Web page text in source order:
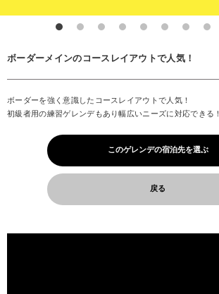
ボーダーメインのコースレイアウトで人気！
ボーダーを強く意識したコースレイアウトで人気！
初級者用の練習ゲレンデもあり幅広いニーズに対応できる！
このゲレンデの宿泊先を選ぶ
戻る